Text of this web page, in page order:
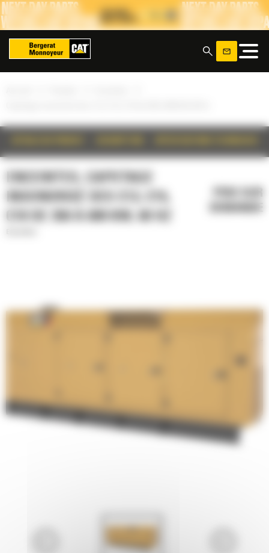
ENCEINTES, CAPOTAGE
INSONORISÉ DES C13, C15,
C18 DE 350 À 600 KW, 60 HZ
Panneau de gestion des cookies